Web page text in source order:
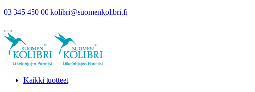
03 345 450 00 kolibri@suomenkolibri.fi
Kaikki tuotteet